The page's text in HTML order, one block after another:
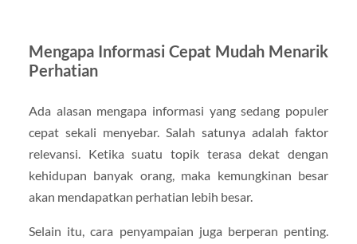
Mengapa Informasi Cepat Mudah Menarik
Perhatian
Ada alasan mengapa informasi yang sedang populer
cepat sekali menyebar. Salah satunya adalah faktor
relevansi. Ketika suatu topik terasa dekat dengan
kehidupan banyak orang, maka kemungkinan besar
akan mendapatkan perhatian lebih besar.
Selain itu, cara penyampaian juga berperan penting.